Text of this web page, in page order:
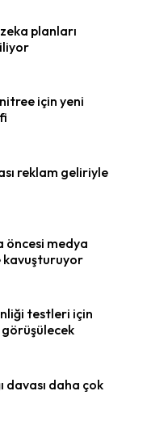
planları
için yeni
reklam geliriyle
öncesi medya
kavuşturuyor
testleri için
görüşülecek
davası daha çok